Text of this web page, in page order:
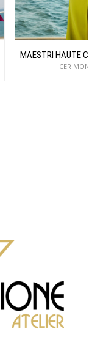
MAESTRI HAUTE
CERIMONIA